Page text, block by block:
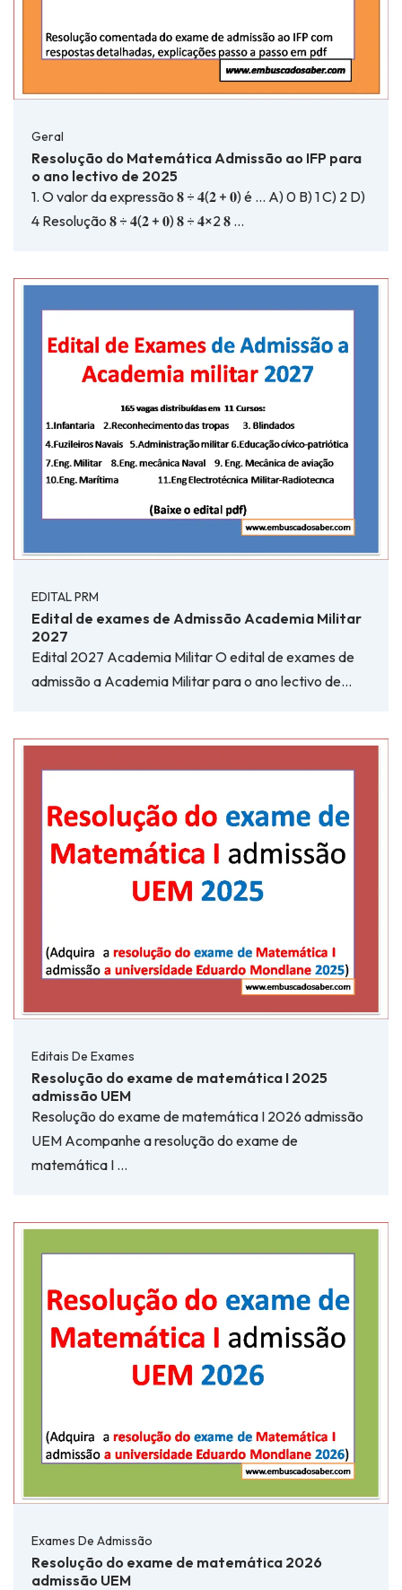
Geral
Resolução do Matemática Admissão ao IFP para
o ano lectivo de 2025
1. O valor da expressão 𝟖 ÷ 𝟒(𝟐 + 𝟎) é … A) 0 B) 1 C) 2 D)
4 Resolução 𝟖 ÷ 𝟒(𝟐 + 𝟎) 𝟖 ÷ 𝟒×2 𝟖 …
EDITAL PRM
Edital de exames de Admissão Academia Militar
2027
Edital 2027 Academia Militar O edital de exames de
admissão a Academia Militar para o ano lectivo de…
Editais De Exames
Resolução do exame de matemática I 2025
admissão UEM
Resolução do exame de matemática I 2026 admissão
UEM Acompanhe a resolução do exame de
matemática I …
Exames De Admissão
Resolução do exame de matemática 2026
admissão UEM